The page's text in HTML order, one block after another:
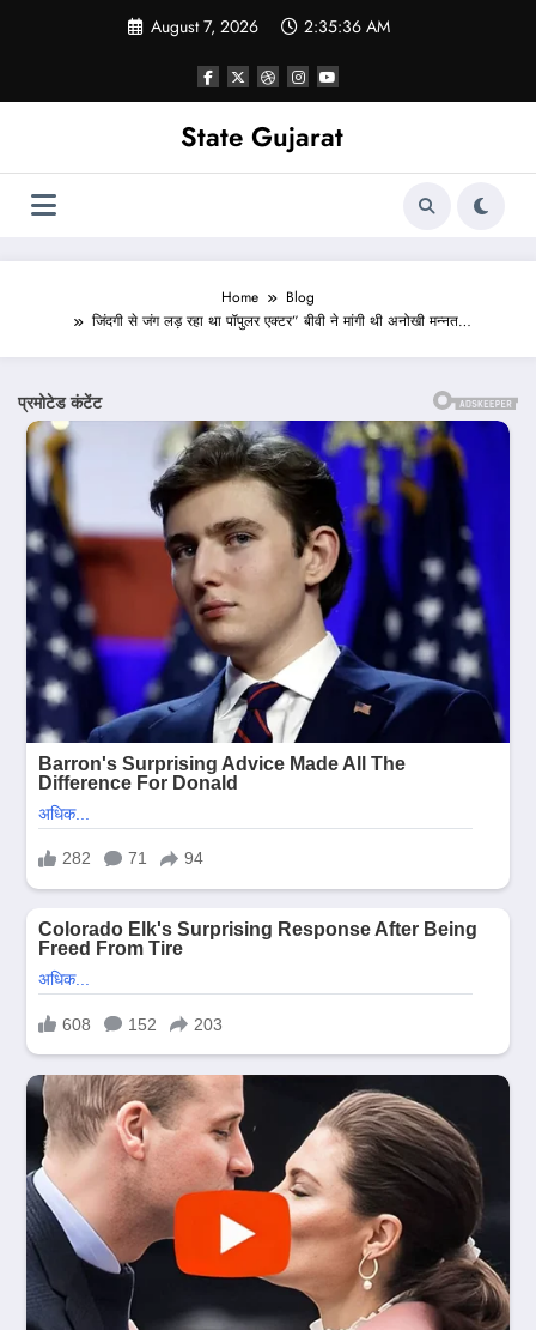
August 7, 2026 2:35:38 AM
State Gujarat
Home
Blog
जिंदगी से जंग लड़ रहा था पॉपुलर एक्टर” बीवी ने मांगी थी अनोखी मन्नत…